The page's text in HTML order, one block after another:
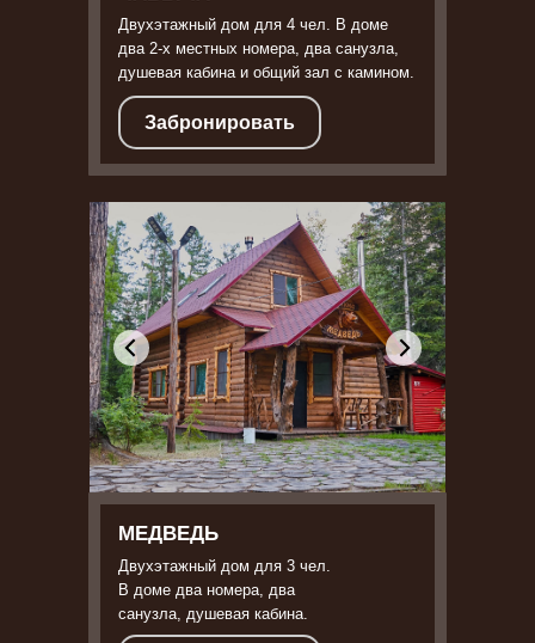
МЕДВЕДЬ
Двухэтажный дом для 3 чел.
В доме два номера, два
санузла, душевая кабина.
Двухэтажный дом для 4 чел. В доме
два 2-х местных номера, два санузла,
душевая кабина и общий зал с камином.
Забронировать